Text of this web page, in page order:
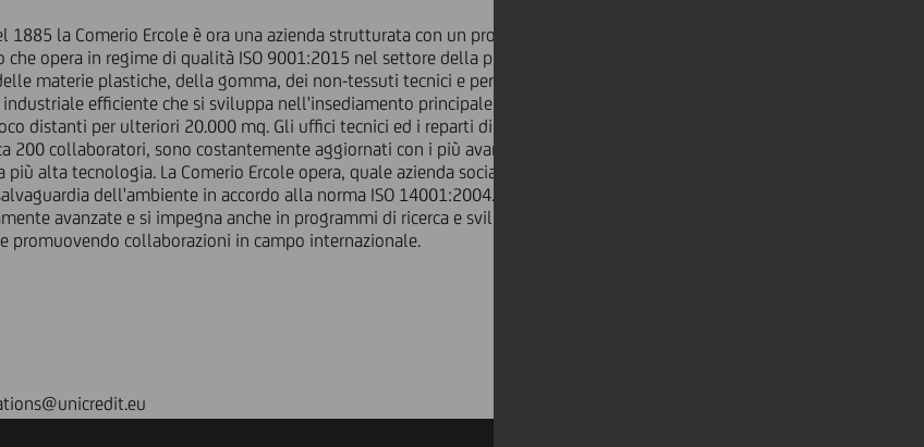
la Comerio Ercole è ora una azienda strutturata con un processo produttivo integrato
opera in regime di qualità ISO 9001:2015 nel settore della progettazione e costruzione di
materie plastiche, della gomma, dei non-tessuti tecnici e per applicazioni speciali. La
efficiente che si sviluppa nell'insediamento principale di Busto Arsizio su un'area di
distanti per ulteriori 20.000 mq. Gli uffici tecnici ed i reparti di lavorazioni meccaniche,
collaboratori, sono costantemente aggiornati con i più avanzati sistemi (2D - 3D - VR -
alta tecnologia. La Comerio Ercole opera, quale azienda socialmente responsabile sotto il
dell'ambiente in accordo alla norma ISO 14001:2004. Sviluppa costantemente
avanzate e si impegna anche in programmi di ricerca e sviluppo quale laboratorio
promuovendo collaborazioni in campo internazionale.